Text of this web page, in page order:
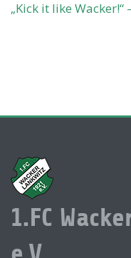
„Kick it like Wacker!“
1.FC